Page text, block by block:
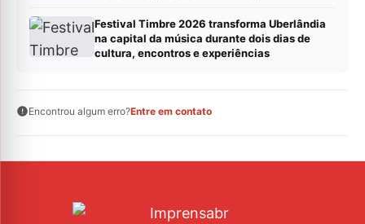
Festival Timbre 2026 transforma Uberlândia
na capital da música durante dois dias de
cultura, encontros e experiências
Encontrou algum erro?Entre em contato